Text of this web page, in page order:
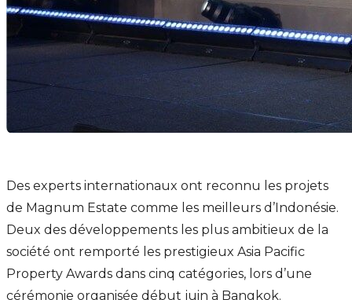
Des experts internationaux ont reconnu les projets
de Magnum Estate comme les meilleurs d’Indonésie.
Deux des développements les plus ambitieux de la
société ont remporté les prestigieux Asia Pacific
Property Awards dans cinq catégories, lors d’une
cérémonie organisée début juin à Bangkok.